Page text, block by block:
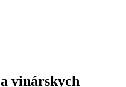
vinárskych